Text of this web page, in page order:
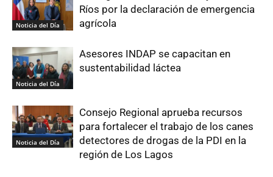
Noticia del Día
Ríos por la declaración de emergencia
agrícola
Noticia del Día
Asesores INDAP se capacitan en
sustentabilidad láctea
Noticia del Día
Consejo Regional aprueba recursos
para fortalecer el trabajo de los canes
detectores de drogas de la PDI en la
región de Los Lagos